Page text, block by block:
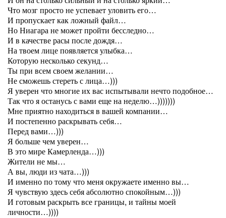
Что мозг просто не успевает уловить его…
И пропускает как ложный файл…
Но Ниагара не может пройти бесследно…
И в качестве расы после дождя…
На твоем лице появляется улыбка…
Которую несколько секунд…
Ты при всем своем желании…
Не сможешь стереть с лица…)))
Я уверен что многие их вас испытывали нечто подобное…
Так что я останусь с вами еще на неделю…)))))))
Мне приятно находиться в вашей компании…
И постепенно раскрывать себя…
Перед вами…)))
Я больше чем уверен…
В это мире Камерленда…)))
Жители не мы…
А вы, люди из чата…)))
И именно по тому что меня окружаете именно вы…
Я чувствую здесь себя абсолютно спокойным…)))
И готовым раскрыть все границы, и тайны моей
личности…))))